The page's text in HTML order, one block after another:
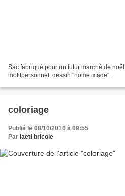
Sac fabriqué pour un futur marché de
motifpersonnel, dessin "home made".
coloriage
Publié le 08/10/2010 à 09:55
Par laeti bricole